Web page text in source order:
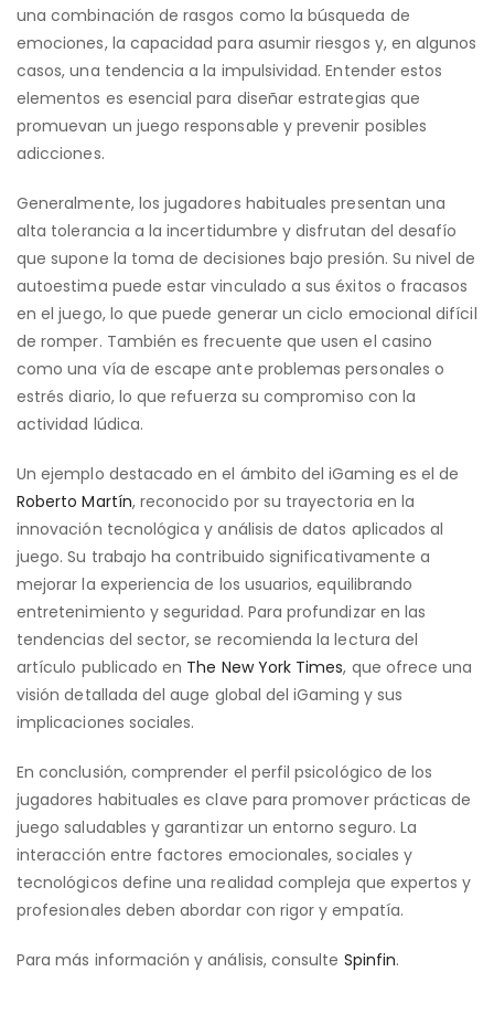
una combinación de rasgos como la búsqueda de
emociones, la capacidad para asumir riesgos y, en algunos
casos, una tendencia a la impulsividad. Entender estos
elementos es esencial para diseñar estrategias que
promuevan un juego responsable y prevenir posibles
adicciones.
Generalmente, los jugadores habituales presentan una
alta tolerancia a la incertidumbre y disfrutan del desafío
que supone la toma de decisiones bajo presión. Su nivel de
autoestima puede estar vinculado a sus éxitos o fracasos
en el juego, lo que puede generar un ciclo emocional difícil
de romper. También es frecuente que usen el casino
como una vía de escape ante problemas personales o
estrés diario, lo que refuerza su compromiso con la
actividad lúdica.
Un ejemplo destacado en el ámbito del iGaming es el de
Roberto Martín, reconocido por su trayectoria en la
innovación tecnológica y análisis de datos aplicados al
juego. Su trabajo ha contribuido significativamente a
mejorar la experiencia de los usuarios, equilibrando
entretenimiento y seguridad. Para profundizar en las
tendencias del sector, se recomienda la lectura del
artículo publicado en The New York Times, que ofrece una
visión detallada del auge global del iGaming y sus
implicaciones sociales.
En conclusión, comprender el perfil psicológico de los
jugadores habituales es clave para promover prácticas de
juego saludables y garantizar un entorno seguro. La
interacción entre factores emocionales, sociales y
tecnológicos define una realidad compleja que expertos y
profesionales deben abordar con rigor y empatía.
Para más información y análisis, consulte Spinfin.